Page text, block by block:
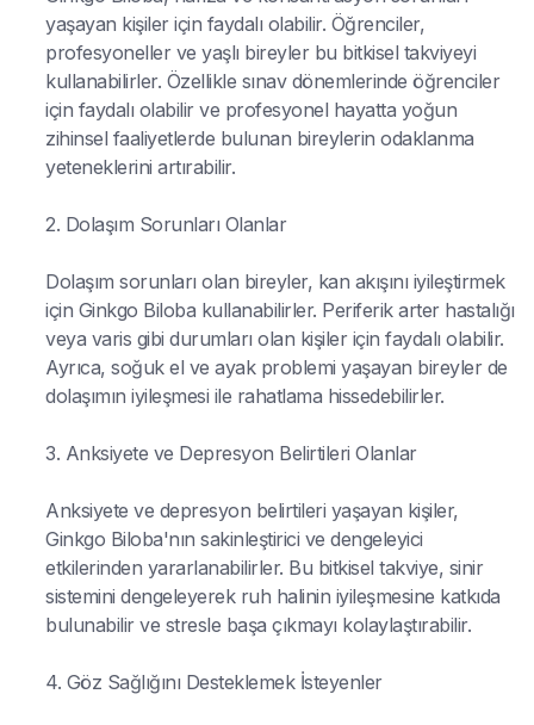
yaşayan kişiler için faydalı olabilir. Öğrenciler,
profesyoneller ve yaşlı bireyler bu bitkisel takviyeyi
kullanabilirler. Özellikle sınav dönemlerinde öğrenciler
için faydalı olabilir ve profesyonel hayatta yoğun
zihinsel faaliyetlerde bulunan bireylerin odaklanma
yeteneklerini artırabilir.
2. Dolaşım Sorunları Olanlar
Dolaşım sorunları olan bireyler, kan akışını iyileştirmek
için Ginkgo Biloba kullanabilirler. Periferik arter hastalığı
veya varis gibi durumları olan kişiler için faydalı olabilir.
Ayrıca, soğuk el ve ayak problemi yaşayan bireyler de
dolaşımın iyileşmesi ile rahatlama hissedebilirler.
3. Anksiyete ve Depresyon Belirtileri Olanlar
Anksiyete ve depresyon belirtileri yaşayan kişiler,
Ginkgo Biloba'nın sakinleştirici ve dengeleyici
etkilerinden yararlanabilirler. Bu bitkisel takviye, sinir
sistemini dengeleyerek ruh halinin iyileşmesine katkıda
bulunabilir ve stresle başa çıkmayı kolaylaştırabilir.
4. Göz Sağlığını Desteklemek İsteyenler